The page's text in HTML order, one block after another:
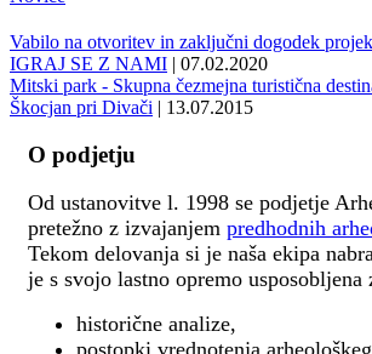
Vabilo na otvoritev in zaključni dogodek
IGRAJ SE Z NAMI | 07.02.2020
Mitski park - Skupna čezmejna turistična
Škocjan pri Divači | 13.07.2015
O podjetju
Od ustanovitve l. 1998 se podjetje
pretežno z izvajanjem predhodnih
Tekom delovanja si je naša ekipa
je s svojo lastno opremo usposobljena
historične analize,